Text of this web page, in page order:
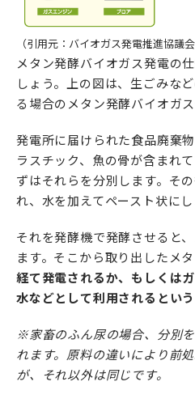
（引用元：バイオガス発電推進協議会
メタン発酵バイオガス発電の
しょう。上の図は、生ごみな
る場合のメタン発酵バイオガ
発電所に届けられた食品廃棄
ラスチック、魚の骨が含まれ
ずはそれらを分別します。そ
れ、水を加えてペースト状にし
それを発酵機で発酵させると
ます。そこから取り出したメタ
経て発電されるか、もしくは
水などとして利用されるとい
※家畜のふん尿の場合、分別
れます。原料の違いにより前
が、それ以外は同じです。